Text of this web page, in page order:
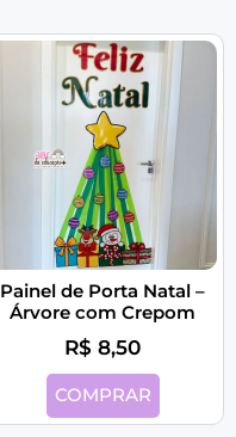
Painel de Porta Natal –
Árvore com Crepom
R$ 8,50
COMPRAR